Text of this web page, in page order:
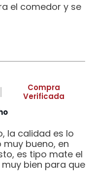
el comedor y se
Compra
Verificada
la calidad es lo
bueno, en
es tipo mate el
bien para que